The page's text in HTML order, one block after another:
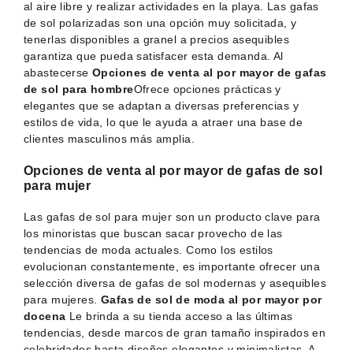
al aire libre y realizar actividades en la playa. Las gafas
de sol polarizadas son una opción muy solicitada, y
tenerlas disponibles a granel a precios asequibles
garantiza que pueda satisfacer esta demanda. Al
abastecerseOpciones de venta al por mayor de gafas
de sol para hombreOfrece opciones prácticas y
elegantes que se adaptan a diversas preferencias y
estilos de vida, lo que le ayuda a atraer una base de
clientes masculinos más amplia.
Opciones de venta al por mayor de gafas de sol
para mujer
Las gafas de sol para mujer son un producto clave para
los minoristas que buscan sacar provecho de las
tendencias de moda actuales. Como los estilos
evolucionan constantemente, es importante ofrecer una
selección diversa de gafas de sol modernas y asequibles
para mujeres. Gafas de sol de moda al por mayor por
docena Le brinda a su tienda acceso a las últimas
tendencias, desde marcos de gran tamaño inspirados en